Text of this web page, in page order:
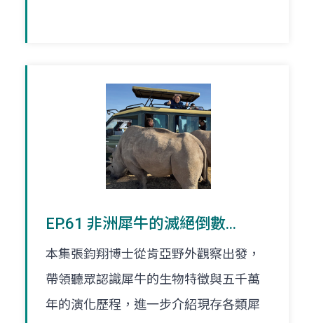
EP.61 非洲犀牛的滅絕倒數...
本集張鈞翔博士從肯亞野外觀察出發，
帶領聽眾認識犀牛的生物特徵與五千萬
年的演化歷程，進一步介紹現存各類犀